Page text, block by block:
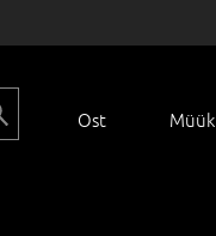
Ost Müük